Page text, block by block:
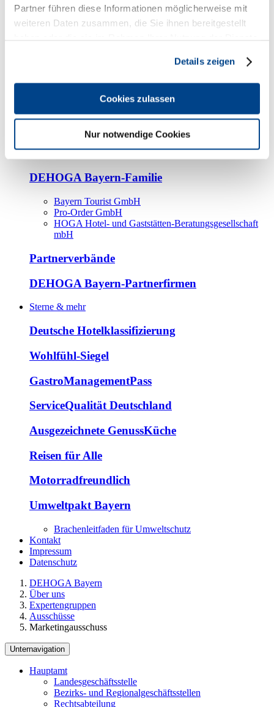
Partner führen diese Informationen möglicherweise mit
weiteren Daten zusammen, die Sie ihnen bereitgestellt
Details zeigen
Cookies zulassen
Nur notwendige Cookies
Kooperationspartner
Tourismusorganisationen
Bayern Tourismus Marketing GmbH
DEHOGA-Familie
Bundesverband
Fachverbände
DEHOGA Bayern-Familie
Bayern Tourist GmbH
Pro-Order GmbH
HOGA Hotel- und Gaststätten-Beratungsgesellschaft
mbH
Partnerverbände
DEHOGA Bayern-Partnerfirmen
Sterne & mehr
Deutsche Hotelklassifizierung
Wohlfühl-Siegel
GastroManagementPass
ServiceQualität Deutschland
Ausgezeichnete GenussKüche
Reisen für Alle
Motorradfreundlich
Umweltpakt Bayern
Brachenleitfaden für Umweltschutz
Kontakt
Impressum
Datenschutz
DEHOGA Bayern
Über uns
Expertengruppen
Ausschüsse
Marketingausschuss
Unternavigation
Hauptamt
Landesgeschäftsstelle
Bezirks- und Regionalgeschäftsstellen
Rechtsabteilung